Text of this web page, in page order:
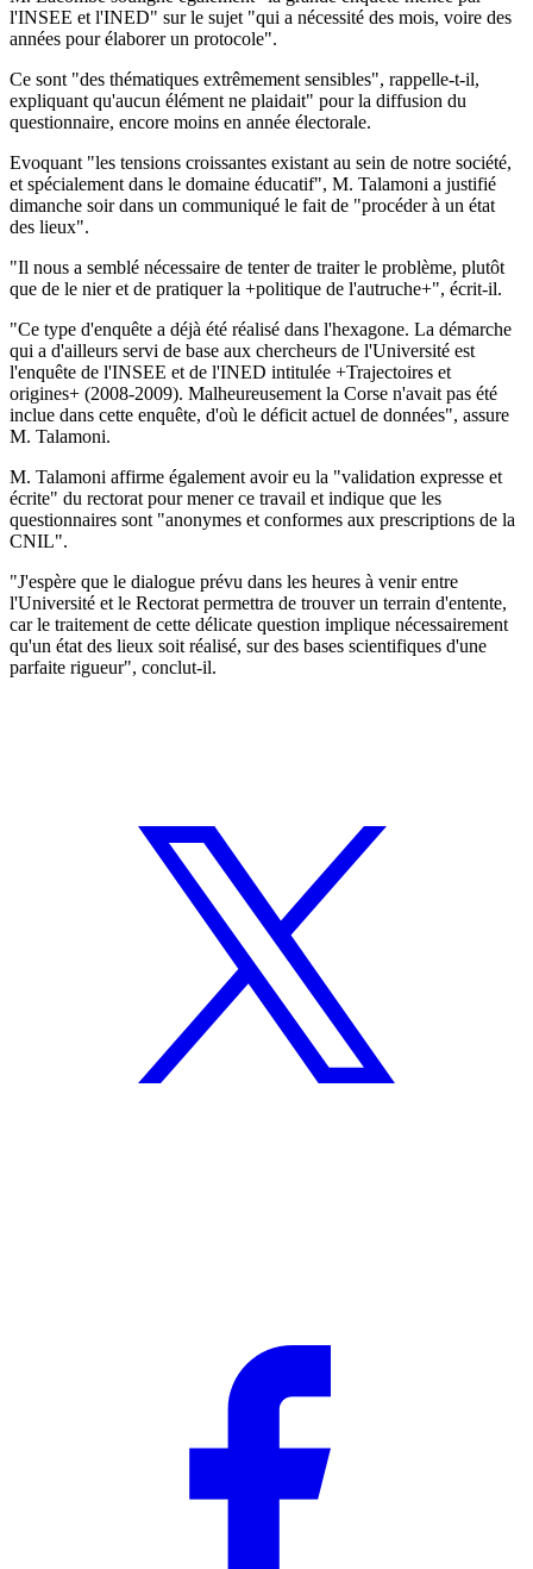
l'INSEE et l'INED" sur le sujet "qui a nécessité des mois, voire des
années pour élaborer un protocole".
Ce sont "des thématiques extrêmement sensibles", rappelle-t-il,
expliquant qu'aucun élément ne plaidait" pour la diffusion du
questionnaire, encore moins en année électorale.
Evoquant "les tensions croissantes existant au sein de notre société,
et spécialement dans le domaine éducatif", M. Talamoni a justifié
dimanche soir dans un communiqué le fait de "procéder à un état
des lieux".
"Il nous a semblé nécessaire de tenter de traiter le problème, plutôt
que de le nier et de pratiquer la +politique de l'autruche+", écrit-il.
"Ce type d'enquête a déjà été réalisé dans l'hexagone. La démarche
qui a d'ailleurs servi de base aux chercheurs de l'Université est
l'enquête de l'INSEE et de l'INED intitulée +Trajectoires et
origines+ (2008-2009). Malheureusement la Corse n'avait pas été
inclue dans cette enquête, d'où le déficit actuel de données", assure
M. Talamoni.
M. Talamoni affirme également avoir eu la "validation expresse et
écrite" du rectorat pour mener ce travail et indique que les
questionnaires sont "anonymes et conformes aux prescriptions de la
CNIL".
"J'espère que le dialogue prévu dans les heures à venir entre
l'Université et le Rectorat permettra de trouver un terrain d'entente,
car le traitement de cette délicate question implique nécessairement
qu'un état des lieux soit réalisé, sur des bases scientifiques d'une
parfaite rigueur", conclut-il.